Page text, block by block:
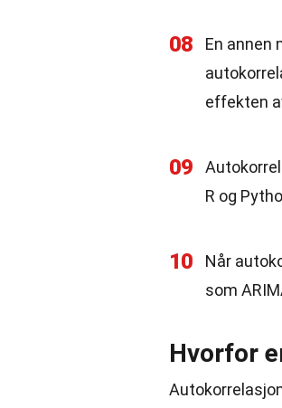
08
En annen
effekten
09
R og
10
Når
som
Hvorfor